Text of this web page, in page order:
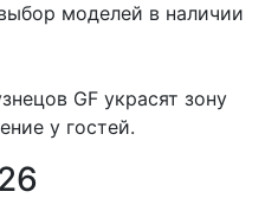
GF украсят зону
у гостей.